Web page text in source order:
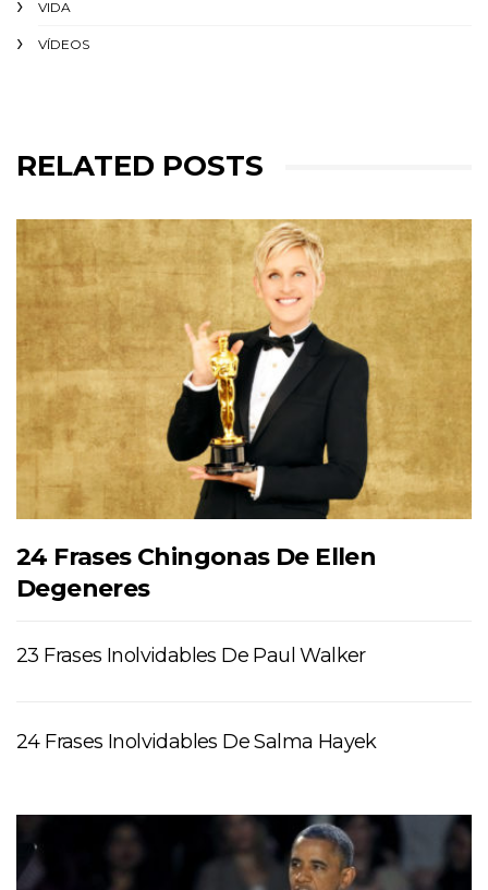
VIDA
VÍDEOS
RELATED POSTS
24 Frases Chingonas De Ellen
Degeneres
23 Frases Inolvidables De Paul Walker
24 Frases Inolvidables De Salma Hayek